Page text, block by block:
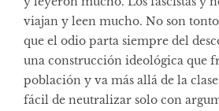
viajan y leen mucho. No son
que el odio parta siempre del
una construcción ideológica que
población y va más allá de la clase
fácil de neutralizar solo con